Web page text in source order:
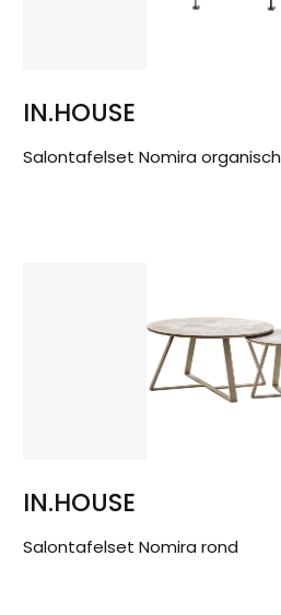
IN.HOUSE
Salontafelset Nomira organisch
IN.HOUSE
Salontafelset Nomira rond